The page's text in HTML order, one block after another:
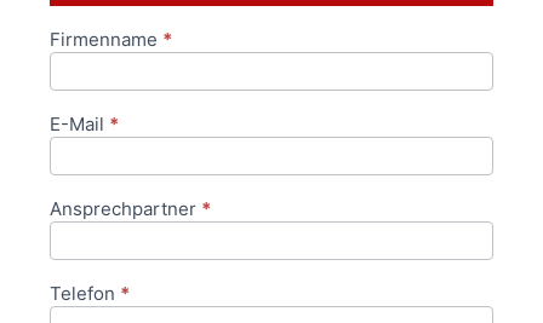
Anfrageformular
Firmenname *
E-Mail *
Ansprechpartner *
Telefon *